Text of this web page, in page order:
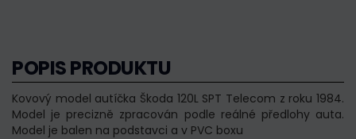
POPIS PRODUKTU
Kovový model autíčka Škoda 120L SPT Telecom z roku 1984.
Model je precizně zpracován podle reálné předlohy auta.
Model je balen na podstavci a v PVC boxu